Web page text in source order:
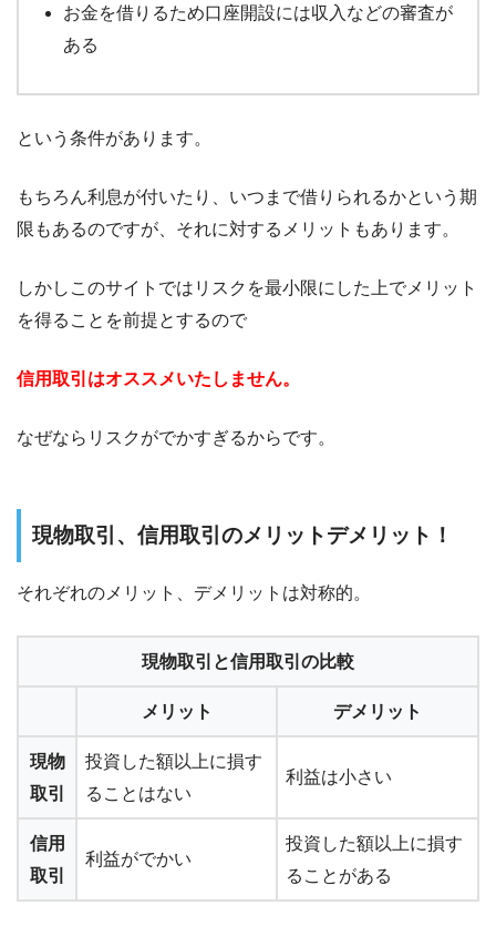
お金を借りるため口座開設には収入などの審査が
ある
という条件があります。
もちろん利息が付いたり、いつまで借りられるかという期
限もあるのですが、それに対するメリットもあります。
しかしこのサイトではリスクを最小限にした上でメリット
を得ることを前提とするので
信用取引はオススメいたしません。
なぜならリスクがでかすぎるからです。
現物取引、信用取引のメリットデメリット！
それぞれのメリット、デメリットは対称的。
現物取引と信用取引の比較
メリット デメリット
現物
取引
投資した額以上に損す
ることはない
利益は小さい
信用
取引
利益がでかい
投資した額以上に損す
ることがある